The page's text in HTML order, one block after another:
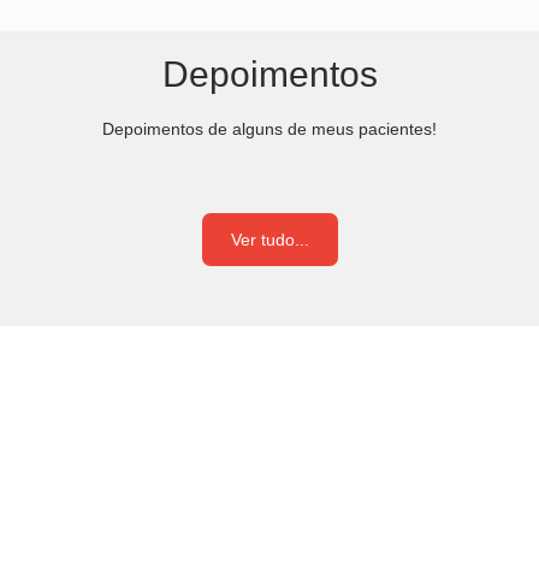
Depoimentos
Depoimentos de alguns de meus pacientes!
Ver tudo...